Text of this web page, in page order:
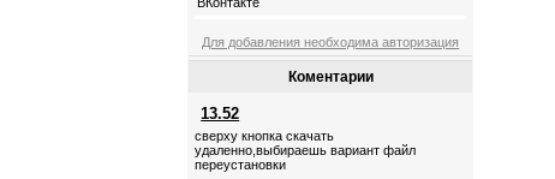
Для добавления необходима авторизация
Коментарии
13.52
сверху кнопка скачать
удаленно,выбираешь вариант файл
переустановки